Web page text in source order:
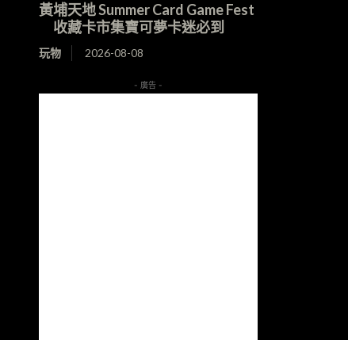
黃埔天地 Summer Card Game Fest
收藏卡市集寶可夢卡迷必到
玩物 2026-08-08
- 廣告 -